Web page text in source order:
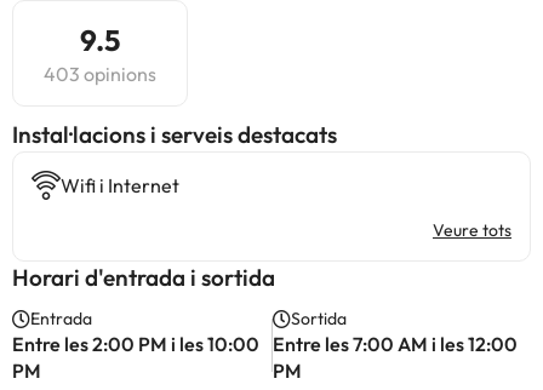
9.5
403 opinions
Instal·lacions i serveis destacats
Wifi i Internet
Veure tots
Horari d'entrada i sortida
Entrada
Entre les 2:00 PM i les 10:00
PM
Sortida
Entre les 7:00 AM i les 12:00
PM